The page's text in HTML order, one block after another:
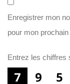
Enregistrer mon
pour mon
Entrez les chiffres